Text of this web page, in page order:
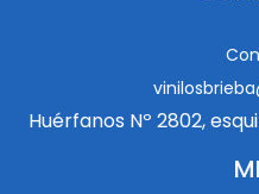
Huérfanos Nº 2802,